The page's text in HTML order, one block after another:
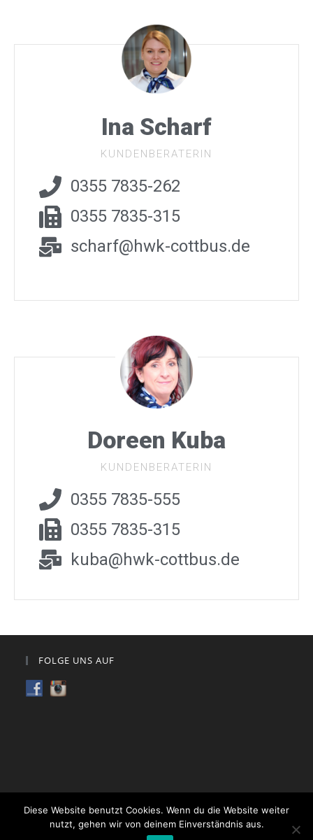
Ina Scharf
KUNDENBERATERIN
0355 7835-262
0355 7835-315
scharf@hwk-cottbus.de
Doreen Kuba
KUNDENBERATERIN
0355 7835-555
0355 7835-315
kuba@hwk-cottbus.de
FOLGE UNS AUF
Impressum & Datenschutz Allgemeine Geschäftsbedingungen (AGB)
Diese Website benutzt Cookies. Wenn du die Website weiter
nutzt, gehen wir von deinem Einverständnis aus.